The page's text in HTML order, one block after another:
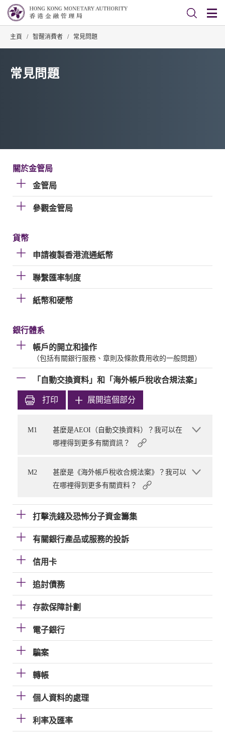
主頁 / 智醒消費者 / 常見問題
常見問題
關於金管局
金管局
參觀金管局
貨幣
申請複製香港流通紙幣
聯繫匯率制度
紙幣和硬幣
銀行體系
帳戶的開立和操作
（包括有關銀行服務、章則及條款費用收的一般問題）
「自動交換資料」和「海外帳戶稅收合規法案」
打印 展開這個部分
M1
甚麼是AEOI（自動交換資料）？我可以在
哪裡得到更多有關資訊？
M2
甚麼是《海外帳戶稅收合規法案》？我可以
在哪裡得到更多有關資料？
打擊洗錢及恐怖分子資金籌集
有關銀行產品或服務的投訴
信用卡
追討債務
存款保障計劃
電子銀行
騙案
轉帳
個人資料的處理
利率及匯率